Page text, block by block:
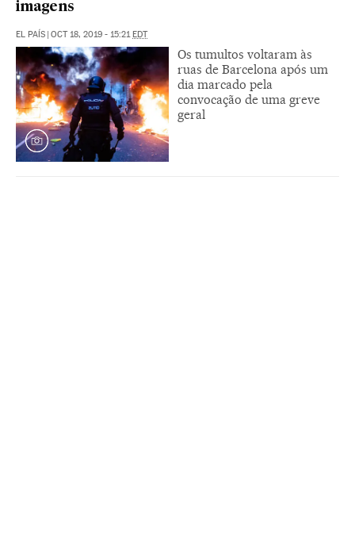
imagens
EL PAÍS OCT 18, 2019 - 15:21 EDT
Os tumultos voltaram às
ruas de Barcelona após um
dia marcado pela
convocação de uma greve
geral